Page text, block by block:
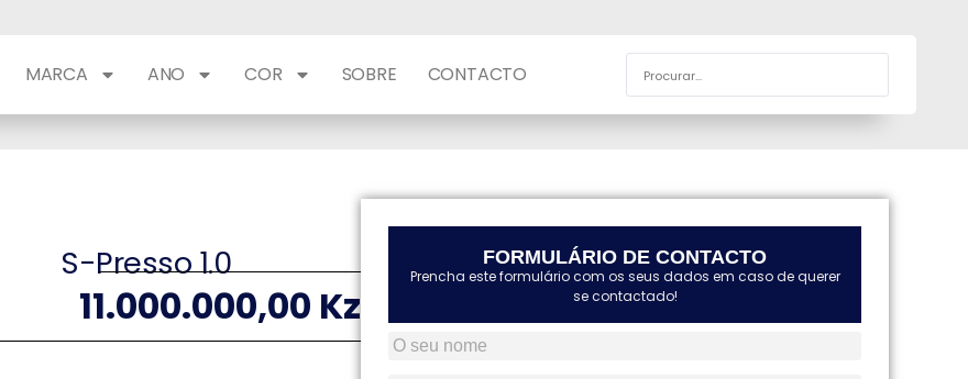
MARCA ANO COR SOBRE CONTACTO
S-Presso 1.0
11.000.000,00 Kz
FORMULÁRIO DE CONTACTO
Prencha este formulário com os seus dados em caso de querer
se contactado!